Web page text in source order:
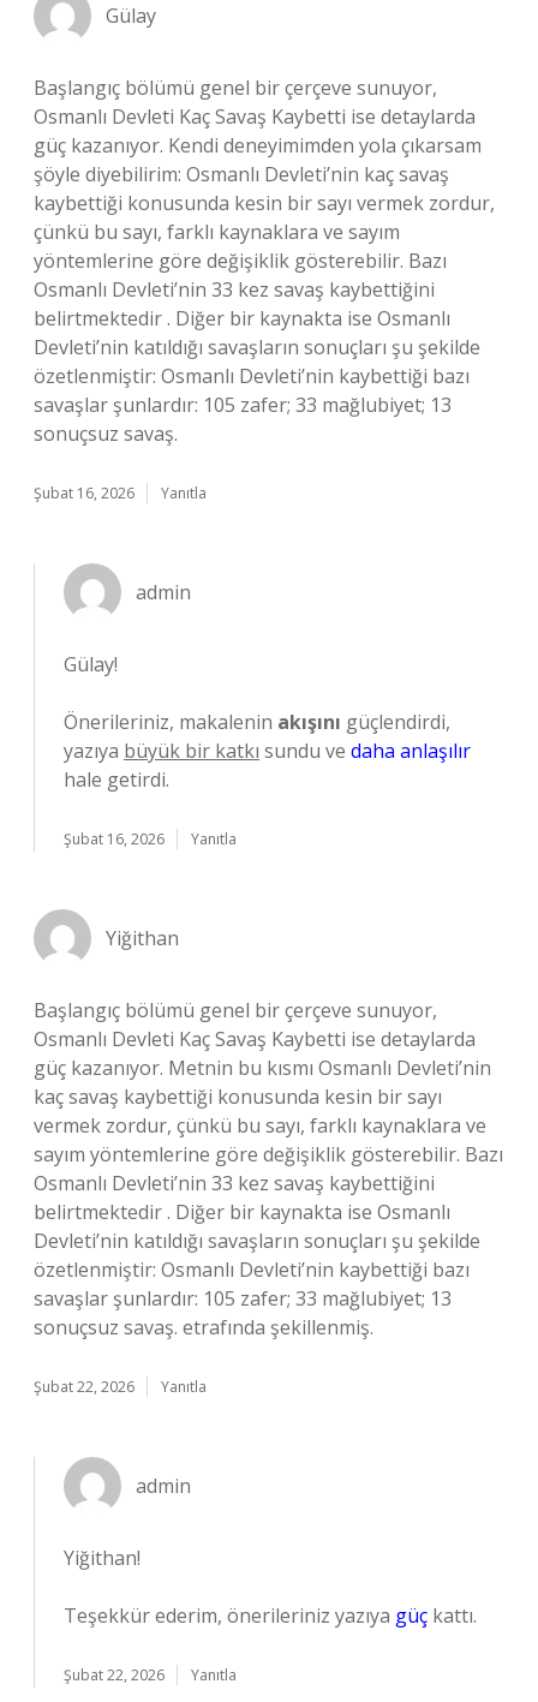
Gülay
Başlangıç bölümü genel bir çerçeve sunuyor,
Osmanlı Devleti Kaç Savaş Kaybetti ise detaylarda
güç kazanıyor. Kendi deneyimimden yola çıkarsam
şöyle diyebilirim: Osmanlı Devleti’nin kaç savaş
kaybettiği konusunda kesin bir sayı vermek zordur,
çünkü bu sayı, farklı kaynaklara ve sayım
yöntemlerine göre değişiklik gösterebilir. Bazı
Osmanlı Devleti’nin 33 kez savaş kaybettiğini
belirtmektedir . Diğer bir kaynakta ise Osmanlı
Devleti’nin katıldığı savaşların sonuçları şu şekilde
özetlenmiştir: Osmanlı Devleti’nin kaybettiği bazı
savaşlar şunlardır: 105 zafer; 33 mağlubiyet; 13
sonuçsuz savaş.
Şubat 16, 2026 Yanıtla
admin
Gülay!
Önerileriniz, makalenin akışını güçlendirdi,
yazıya büyük bir katkı sundu ve daha anlaşılır
hale getirdi.
Şubat 16, 2026 Yanıtla
Yiğithan
Başlangıç bölümü genel bir çerçeve sunuyor,
Osmanlı Devleti Kaç Savaş Kaybetti ise detaylarda
güç kazanıyor. Metnin bu kısmı Osmanlı Devleti’nin
kaç savaş kaybettiği konusunda kesin bir sayı
vermek zordur, çünkü bu sayı, farklı kaynaklara ve
sayım yöntemlerine göre değişiklik gösterebilir. Bazı
Osmanlı Devleti’nin 33 kez savaş kaybettiğini
belirtmektedir . Diğer bir kaynakta ise Osmanlı
Devleti’nin katıldığı savaşların sonuçları şu şekilde
özetlenmiştir: Osmanlı Devleti’nin kaybettiği bazı
savaşlar şunlardır: 105 zafer; 33 mağlubiyet; 13
sonuçsuz savaş. etrafında şekillenmiş.
Şubat 22, 2026 Yanıtla
admin
Yiğithan!
Teşekkür ederim, önerileriniz yazıya güç kattı.
Şubat 22, 2026 Yanıtla